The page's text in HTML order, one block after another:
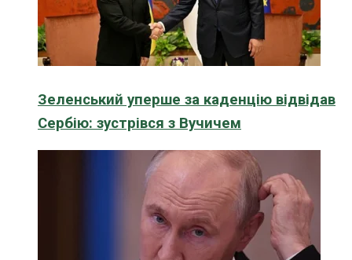
Зеленський уперше за каденцію відвідав
Сербію: зустрівся з Вучичем